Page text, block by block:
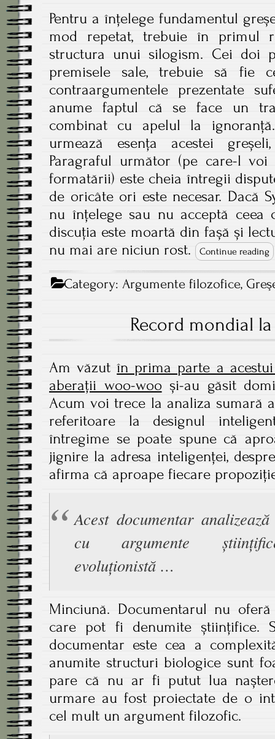
Pentru a înțelege fundamentul
mod repetat, trebuie în primul
structura unui silogism. Cei doi
premisele sale, trebuie să fie
contraargumentele prezentate
anume faptul că se face un
combinat cu apelul la
urmează esența acestei
Paragraful următor (pe care-l voi
formatării) este cheia întregii
de oricâte ori este necesar. Dacă
nu înțelege sau nu acceptă ceea
discuția este moartă din fașă și
nu mai are niciun rost.
Continue reading
Category:Argumente filozofice,
Record mondial
Am văzutîn prima parte a
aberații woo-woo și-au găsit
Acum voi trece la analiza sumară
referitoare la designul
întregime se poate spune că
jignire la adresa inteligenței,
afirma că aproape fiecare
Acest documentar
cu argumente
evoluționistă …
Minciună. Documentarul nu
care pot fi denumite științifice.
documentar este cea a
anumite structuri biologice sunt
pare că nu ar fi putut lua
urmare au fost proiectate de o
cel mult un argument filozofic.